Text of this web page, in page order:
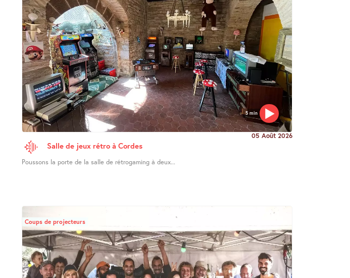
5 min
05 Août 2026
Salle de jeux rétro à Cordes
Poussons la porte de la salle de rétrogaming à deux...
Coups de projecteurs